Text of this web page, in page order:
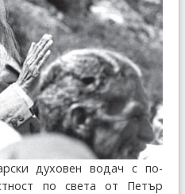
духовен водач с по-
по света от Петър